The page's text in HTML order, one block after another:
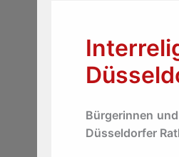
Bürgerinnen
Düsseldorfer